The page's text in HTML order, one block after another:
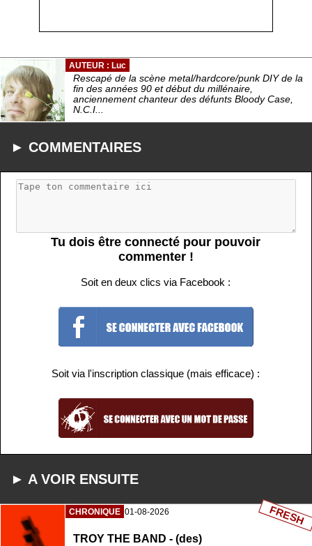
AUTEUR : Luc
Rescapé de la scène metal/hardcore/punk DIY de la
fin des années 90 et début du millénaire,
anciennement chanteur des défunts Bloody Case,
N.C.I...
► COMMENTAIRES
Tu dois être connecté pour pouvoir
commenter !
Soit en deux clics via Facebook :
Soit via l'inscription classique (mais efficace) :
► A VOIR ENSUITE
CHRONIQUE 01-08-2026
TROY THE BAND - (des)
FRESH